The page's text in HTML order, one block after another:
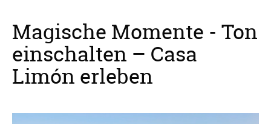
Magische Momente - Ton
einschalten – Casa
Limón erleben